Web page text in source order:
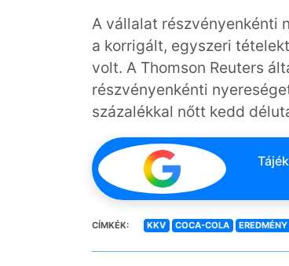
A vállalat részvényenkénti
a korrigált, egyszeri
volt. A Thomson Reuters
részvényenkénti
százalékkal nőtt kedd
CÍMKÉK: KKV COCA-COLA EREDMÉNY